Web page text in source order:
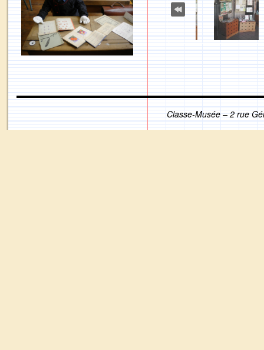
Classe-Musée – 2 rue